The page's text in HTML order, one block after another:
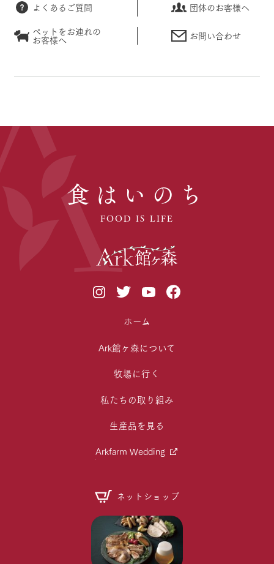
よくあるご質問
団体のお客様へ
ペットをお連れの
お客様へ お問い合わせ
食はいのち
FOOD IS LIFE
ホーム
Ark館ヶ森について
牧場に行く
私たちの取り組み
生産品を見る
Arkfarm Wedding
ネットショップ